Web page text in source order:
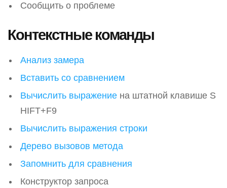
Сообщить о проблеме
Контекстные команды
Анализ замера
Вставить со сравнением
Вычислить выражение на штатной клавише S
HIFT+F9
Вычислить выражения строки
Дерево вызовов метода
Запомнить для сравнения
Конструктор запроса